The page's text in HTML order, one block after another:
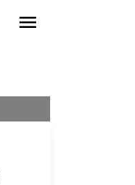
menu